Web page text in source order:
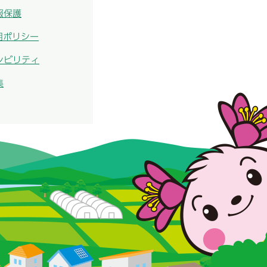
保護
ポリシー
ビリティ